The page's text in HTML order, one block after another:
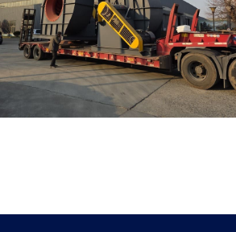
إزالة الغبار وتنقية الهواء | تخصيص مراوح لظروف عالية الحرارة والتآكل والبيئات الخاصة | تهوية وعوادم المصانع
اكتمال الإنتاج الدفعي لمراوح الطرد المركزي الصناعية